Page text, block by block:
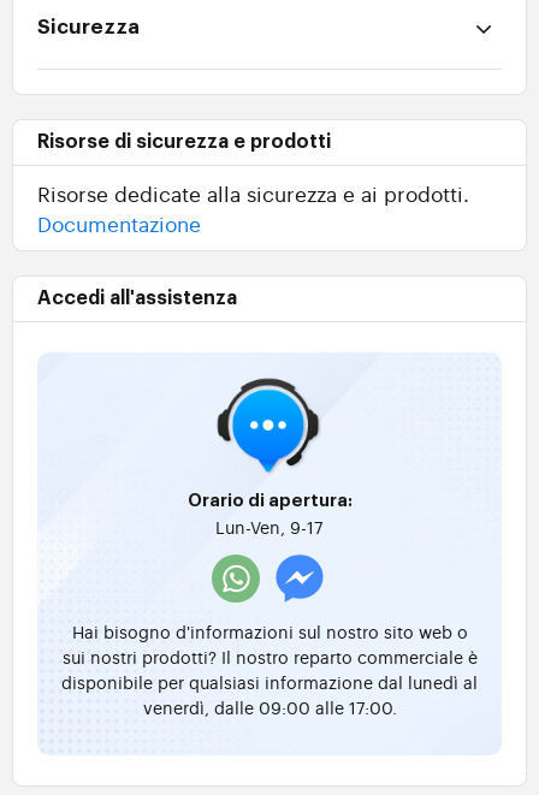
Sicurezza
Risorse di sicurezza e prodotti
Risorse dedicate alla sicurezza e ai prodotti.
Documentazione
Accedi all'assistenza
Orario di apertura:
Lun-Ven, 9-17
Hai bisogno d'informazioni sul nostro sito web o
sui nostri prodotti? Il nostro reparto commerciale è
disponibile per qualsiasi informazione dal lunedì al
venerdì, dalle 09:00 alle 17:00.